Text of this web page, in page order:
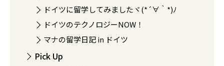
ドイツに留学してみましたヾ(*´∀｀*)ﾉ
ドイツのテクノロジーNOW！
マナの留学日記 in ドイツ
Pick Up